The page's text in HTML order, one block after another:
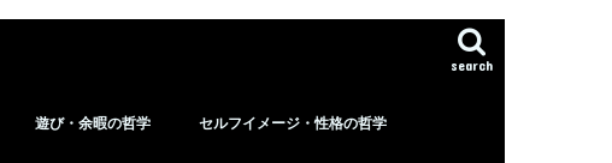
search
遊び・余暇の哲学 セルフイメージ・性格の哲学